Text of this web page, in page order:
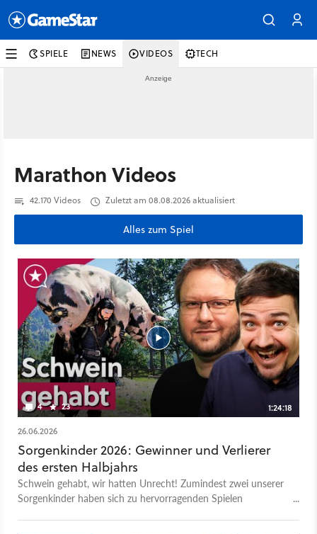
SPIELE NEWS VIDEOS TECH
Marathon Videos
42.170 Videos Zuletzt am 08.08.2026 aktualisiert
Alles zum Spiel
4 23
1:24:18
26.06.2026
Sorgenkinder 2026: Gewinner und Verlierer
des ersten Halbjahrs
Schwein gehabt, wir hatten Unrecht! Zumindest zwei unserer
Sorgenkinder haben sich zu hervorragenden Spielen